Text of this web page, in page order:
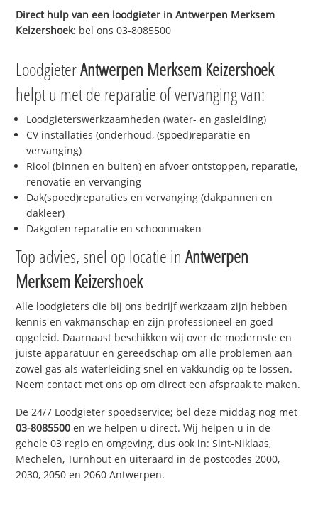
Direct hulp van een loodgieter inAntwerpen Merksem
Keizershoek: bel ons 03-8085500
LoodgieterAntwerpen Merksem Keizershoek
helpt u met de reparatie of vervanging van:
Loodgieterswerkzaamheden (water- en gasleiding)
CV installaties (onderhoud, (spoed)reparatie en
vervanging)
Riool (binnen en buiten) en afvoer ontstoppen, reparatie,
renovatie en vervanging
Dak(spoed)reparaties en vervanging (dakpannen en
dakleer)
Dakgoten reparatie en schoonmaken
Top advies, snel op locatie inAntwerpen
Merksem Keizershoek
Alle loodgieters die bij ons bedrijf werkzaam zijn hebben
kennis en vakmanschap en zijn professioneel en goed
opgeleid. Daarnaast beschikken wij over de modernste en
juiste apparatuur en gereedschap om alle problemen aan
zowel gas als waterleiding snel en vakkundig op te lossen.
Neem contact met ons op om direct een afspraak te maken.
De 24/7 Loodgieter spoedservice; bel deze middag nog met
03-8085500 en we helpen u direct. Wij helpen u in de
gehele 03 regio en omgeving, dus ook in: Sint-Niklaas,
Mechelen, Turnhout en uiteraard in de postcodes 2000,
2030, 2050 en 2060 Antwerpen.